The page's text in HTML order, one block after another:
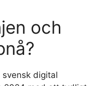
och
digital